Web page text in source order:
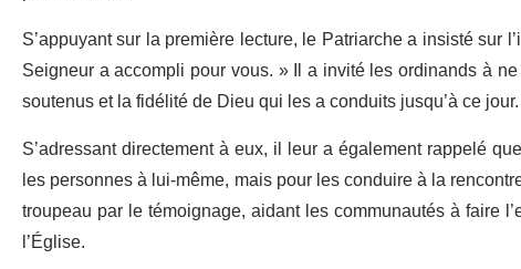
S’appuyant sur la première lecture, le Patriarche a insisté
Seigneur a accompli pour vous. » Il a invité les ordinands à
soutenus et la fidélité de Dieu qui les a conduits jusqu’à ce jour.
S’adressant directement à eux, il leur a également rappelé
les personnes à lui-même, mais pour les conduire à la
troupeau par le témoignage, aidant les communautés à faire
l’Église.